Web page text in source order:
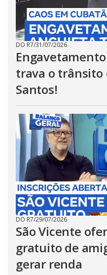
DO R7/31/07/2026
trava o trânsito
Santos!
DO R7/29/07/2026
São Vicente
gratuito de
gerar renda